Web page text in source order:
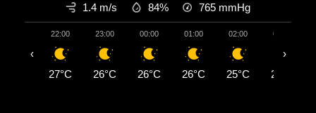
1.4 m/s 84% 765 mmHg
22:00
27°C
23:00
26°C
00:00
26°C
01:00
26°C
02:00
25°C
03:00
25°C
‹ ›